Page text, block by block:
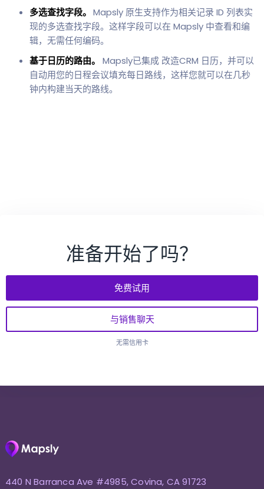
多选查找字段。 Mapsly 原生支持作为相关记录 ID 列表实
现的多选查找字段。这样字段可以在 Mapsly 中查看和编
辑，无需任何编码。
基于日历的路由。
Mapsly已集成 改造CRM 日历，并可以
自动用您的日程会议填充每日路线，这样您就可以在几秒
钟内构建当天的路线。
准备开始了吗？
免费试用
与销售聊天
无需信用卡
440 N Barranca Ave #4985, Covina, CA 91723